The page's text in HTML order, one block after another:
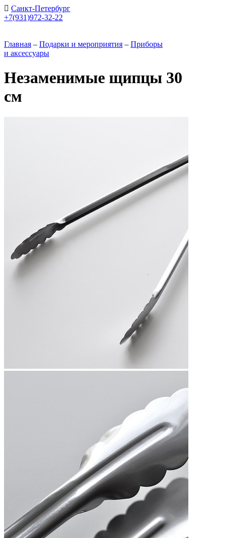
Санкт-Петербург
+7(931)972-32-22
Главная – Подарки и мероприятия – Приборы
и аксессуары
Незаменимые щипцы 30
см